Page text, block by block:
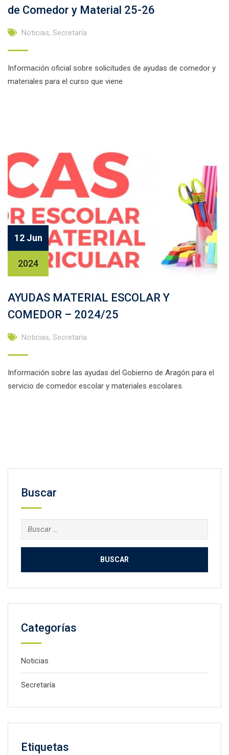
de Comedor y Material 25-26
Noticias, Secretaría
Información oficial sobre solicitudes de ayudas de comedor y
materiales para el curso que viene
12 Jun
2024
AYUDAS MATERIAL ESCOLAR Y
COMEDOR – 2024/25
Noticias, Secretaría
Información sobre las ayudas del Gobierno de Aragón para el
servicio de comedor escolar y materiales escolares.
Buscar
Buscar:
Categorías
Noticias
Secretaría
Etiquetas